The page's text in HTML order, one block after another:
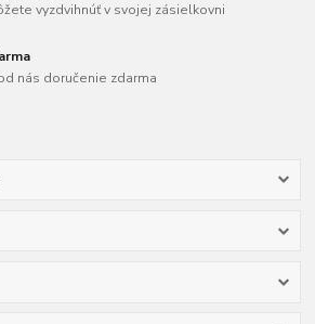
vyzdvihnúť v svojej zásielkovni
nás doručenie zdarma